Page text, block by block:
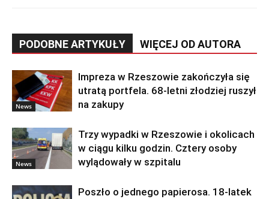
PODOBNE ARTYKUŁY WIĘCEJ OD AUTORA
News
Impreza w Rzeszowie zakończyła się
utratą portfela. 68-letni złodziej ruszył
na zakupy
News
Trzy wypadki w Rzeszowie i okolicach
w ciągu kilku godzin. Cztery osoby
wylądowały w szpitalu
Poszło o jednego papierosa. 18-latek